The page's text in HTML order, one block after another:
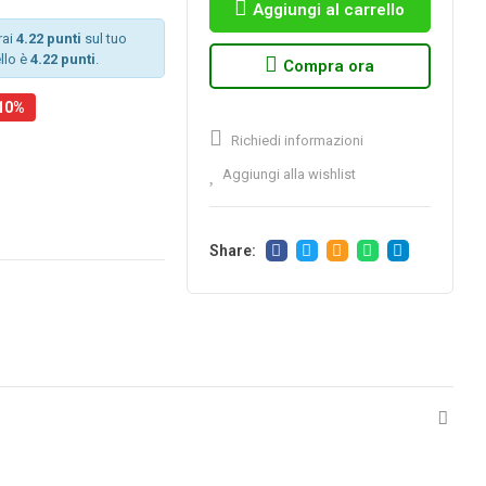
4.22 punti sul tuo
è 4.22 punti
Aggiungi al carrello
Compra ora
Richiedi informazioni
Aggiungi alla wishlist